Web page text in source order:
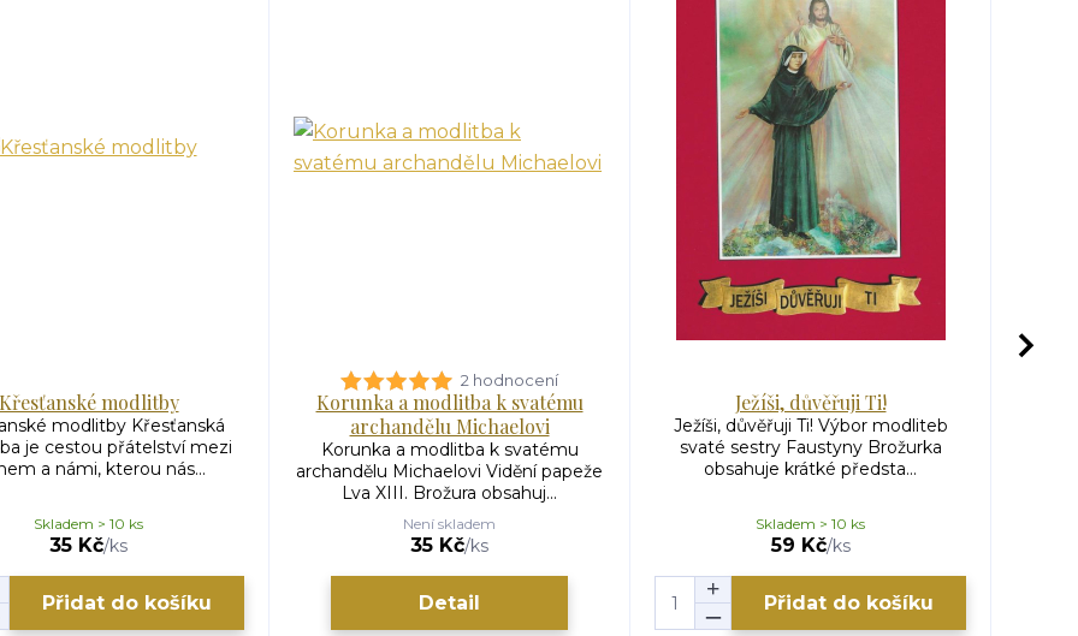
Křesťanské modlitby
modlitby Křesťanská
je cestou přátelství mezi
a námi, kterou nás...
35 Kč/ks
Skladem > 10 ks
Přidat do košíku
2 hodnocení
Korunka a modlitba k svatému
archandělu Michaelovi
Korunka a modlitba k svatému
archandělu Michaelovi Vidění papeže
Lva XIII. Brožura obsahuj...
35 Kč/ks
Není skladem
Detail
Ježíši, důvěřuji Ti!
Ježíši, důvěřuji Ti! Výbor modliteb
svaté sestry Faustyny Brožurka
obsahuje krátké předsta...
59 Kč/ks
Skladem > 10 ks
Přidat do košíku